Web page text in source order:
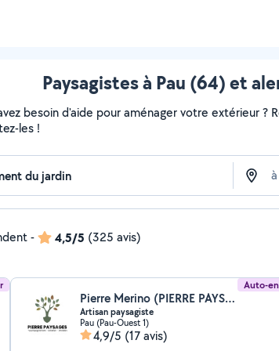
Paysagistes à Pau (64) et
besoin d'aide pour aménager votre extérieur ?
les !
à
- 4,5/5 (325 avis)
Auto-
Pierre Merino (PIERRE PAYSAGES)
Artisan paysagiste
Pau (Pau-Ouest 1)
4,9/5 (17 avis)